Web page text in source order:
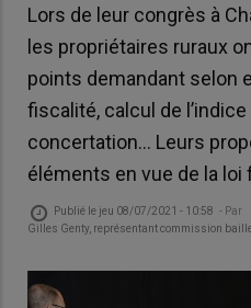
Lors de leur congrès à
les propriétaires ruraux
points demandant selon
fiscalité, calcul de
concertation… Leurs
éléments en vue de la loi
Publié le jeu 08/07/2021 - 10:58 - Par
Gilles Genty, représentant commission